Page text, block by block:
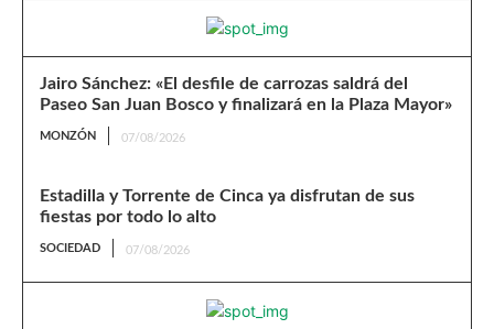
Jairo Sánchez: «El desfile de carrozas saldrá del
Paseo San Juan Bosco y finalizará en la Plaza Mayor»
MONZÓN 07/08/2026
Estadilla y Torrente de Cinca ya disfrutan de sus
fiestas por todo lo alto
SOCIEDAD 07/08/2026